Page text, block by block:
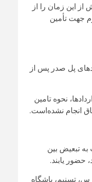
این زمان را از
جهت تأمین
پل صدر پس از
۹۸ مقرر شد گزارش مالی قراردادها، نحوه تامین
انجام نشده‌است.
تبعیض بین
حضور یابند.
تسنیم، باشگاه